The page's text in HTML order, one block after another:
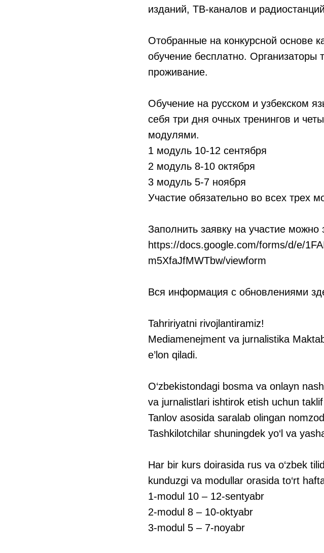
изданий, ТВ-каналов и
Отобранные на конкурсной основе
обучение бесплатно. Организаторы
проживание.
Обучение на русском и узбекском
себя три дня очных тренингов и
модулями.
1 модуль 10-12 сентября
2 модуль 8-10 октября
3 модуль 5-7 ноября
Участие обязательно во всех трех
Заполнить заявку на участие можно
https://docs.google.com/forms/d/e/
m5XfaJfMWTbw/viewform
Вся информация с обновлениями
Tahririyatni rivojlantiramiz!
Mediamenejment va jurnalistika
e’lon qiladi.
O‘zbekistondagi bosma va onlayn
va jurnalistlari ishtirok etish uchun
Tanlov asosida saralab olingan
Tashkilotchilar shuningdek yo‘l va
Har bir kurs doirasida rus va o‘zbek
kunduzgi va modullar orasida to‘rt
1-modul 10 – 12-sentyabr
2-modul 8 – 10-oktyabr
3-modul 5 – 7-noyabr